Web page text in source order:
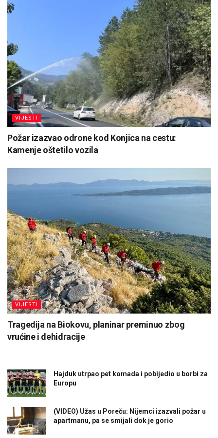
VIJESTI
Požar izazvao odrone kod Konjica na cestu:
Kamenje oštetilo vozila
VIJESTI
Tragedija na Biokovu, planinar preminuo zbog
vrućine i dehidracije
Hajduk utrpao pet komada i pobijedio u borbi za
Europu
(VIDEO) Užas u Poreču: Nijemci izazvali požar u
apartmanu, pa se smijali dok je gorio